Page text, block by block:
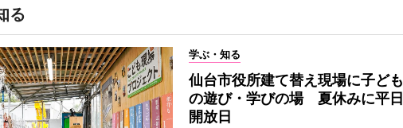
る
学ぶ・知る
仙台市役所建て替え現場に子ども
の遊び・学びの場 夏休みに平日
開放日